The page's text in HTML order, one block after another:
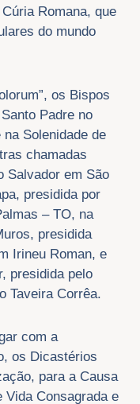
Romana, que
do mundo
os Bispos
Padre no
Solenidade de
chamadas
Salvador em São
presidida por
– TO, na
presidida
Irineu Roman, e
presidida pelo
Taveira Corrêa.
com a
os Dicastérios
para a Causa
Consagrada e